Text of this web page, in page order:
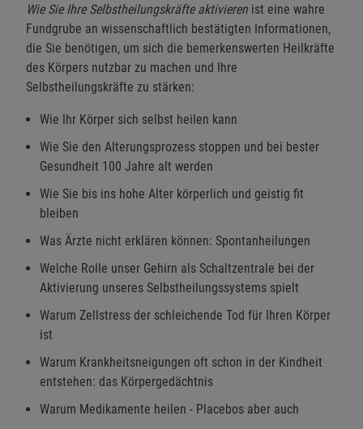
Wie Sie Ihre Selbstheilungskräfte aktivieren ist eine wahre
Fundgrube an wissenschaftlich bestätigten Informationen,
die Sie benötigen, um sich die bemerkenswerten Heilkräfte
des Körpers nutzbar zu machen und Ihre
Selbstheilungskräfte zu stärken:
Wie Ihr Körper sich selbst heilen kann
Wie Sie den Alterungsprozess stoppen und bei bester
Gesundheit 100 Jahre alt werden
Wie Sie bis ins hohe Alter körperlich und geistig fit
bleiben
Was Ärzte nicht erklären können: Spontanheilungen
Welche Rolle unser Gehirn als Schaltzentrale bei der
Aktivierung unseres Selbstheilungssystems spielt
Warum Zellstress der schleichende Tod für Ihren Körper
ist
Warum Krankheitsneigungen oft schon in der Kindheit
entstehen: das Körpergedächtnis
Warum Medikamente heilen - Placebos aber auch